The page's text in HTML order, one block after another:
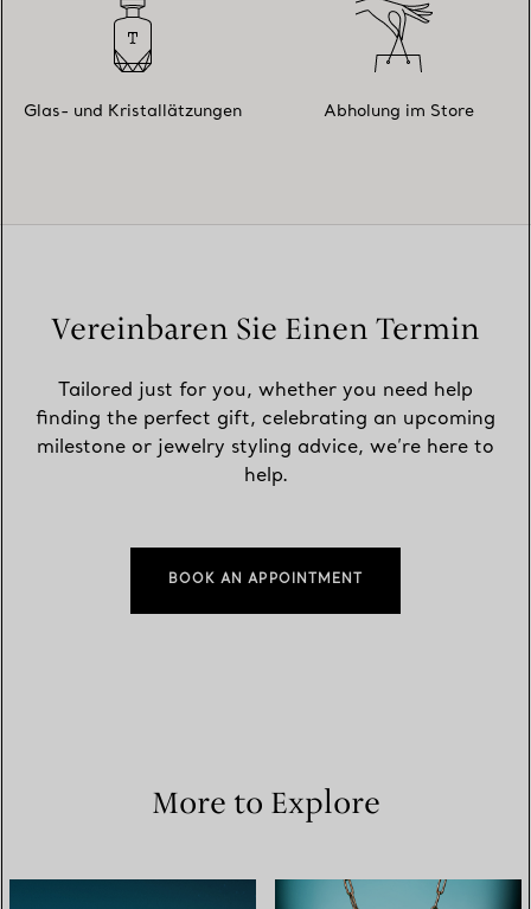
Glas- und Kristallätzungen Abholung im Store
Vereinbaren Sie Einen Termin
Tailored just for you, whether you need help
finding the perfect gift, celebrating an upcoming
milestone or jewelry styling advice, we’re here to
help.
BOOK AN APPOINTMENT
More to Explore